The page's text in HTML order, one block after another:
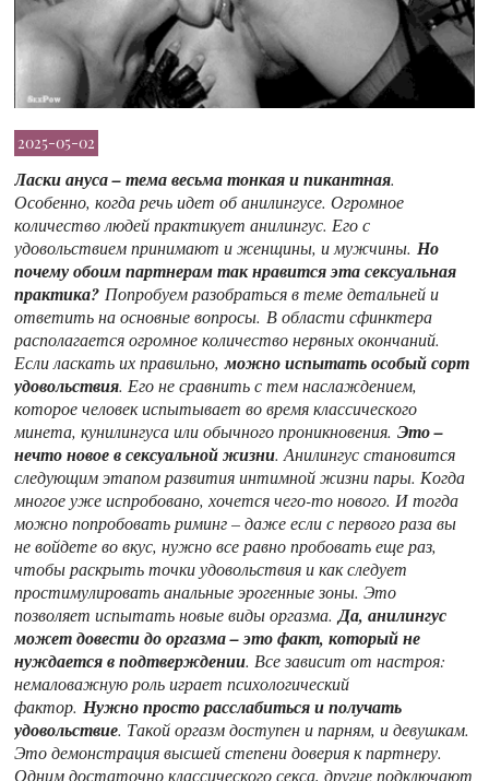
2025-05-02
Ласки ануса – тема весьма тонкая и пикантная.
Особенно, когда речь идет об анилингусе. Огромное
количество людей практикует анилингус. Его с
удовольствием принимают и женщины, и мужчины. Но
почему обоим партнерам так нравится эта сексуальная
практика?Попробуем разобраться в теме детальней и
ответить на основные вопросы. В области сфинктера
располагается огромное количество нервных окончаний.
Если ласкать их правильно,можно испытать особый сорт
удовольствия. Его не сравнить с тем наслаждением,
которое человек испытывает во время классического
минета, кунилингуса или обычного проникновения.Это –
нечто новое в сексуальной жизни. Анилингус становится
следующим этапом развития интимной жизни пары. Когда
многое уже испробовано, хочется чего-то нового. И тогда
можно попробовать риминг – даже если с первого раза вы
не войдете во вкус, нужно все равно пробовать еще раз,
чтобы раскрыть точки удовольствия и как следует
простимулировать анальные эрогенные зоны. Это
позволяет испытать новые виды оргазма. Да, анилингус
может довести до оргазма – это факт, который не
нуждается в подтверждении. Все зависит от настроя:
немаловажную роль играет психологический
фактор. Нужно просто расслабиться и получать
удовольствие. Такой оргазм доступен и парням, и девушкам.
Это демонстрация высшей степени доверия к партнеру.
Одним достаточно классического секса, другие подключают